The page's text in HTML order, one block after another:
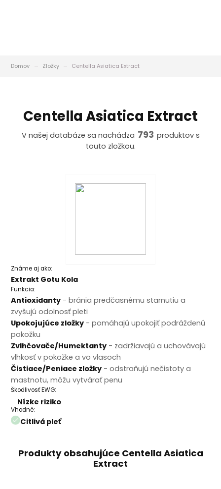
Domov Zložky Centella Asiatica Extract
Centella Asiatica Extract
V našej databáze sa nachádza 793 produktov s
touto zložkou.
Známe aj ako:
Extrakt Gotu Kola
Funkcia:
Antioxidanty - bránia predčasnému starnutiu a
zvyšujú odolnosť pleti
Upokojujúce zložky - pomáhajú upokojiť podráždenú
pokožku
Zvlhčovače/Humektanty - zadržiavajú a uchovávajú
vlhkosť v pokožke a vo vlasoch
Čistiace/Peniace zložky - odstraňujú nečistoty a
mastnotu, môžu vytvárať penu
Škodlivosť EWG:
Nízke riziko
Vhodné:
Citlivá pleť
Produkty obsahujúce Centella Asiatica
Extract